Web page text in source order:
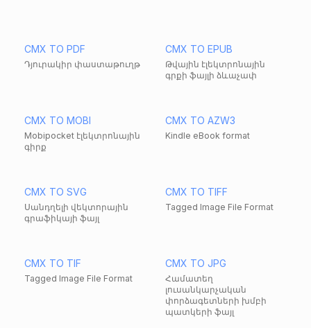
CMX TO PDF
Դյուրակիր փաստաթուղթ
CMX TO EPUB
Թվային էլեկտրոնային
գրքի ֆայլի ձևաչափ
CMX TO MOBI
Mobipocket էլեկտրոնային
գիրք
CMX TO AZW3
Kindle eBook format
CMX TO SVG
Սանդղելի վեկտորային
գրաֆիկայի ֆայլ
CMX TO TIFF
Tagged Image File Format
CMX TO TIF
Tagged Image File Format
CMX TO JPG
Համատեղ
լուսանկարչական
փորձագետների խմբի
պատկերի ֆայլ